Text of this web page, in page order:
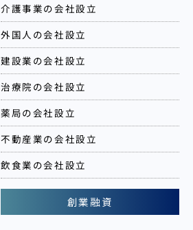
介護事業の会社設立
外国人の会社設立
建設業の会社設立
治療院の会社設立
薬局の会社設立
不動産業の会社設立
飲食業の会社設立
創業融資